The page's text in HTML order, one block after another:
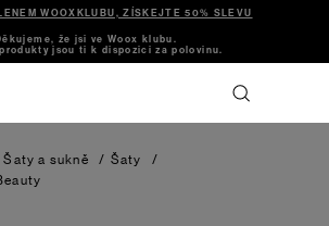
WOOXKLUBU, ZÍSKEJTE 50% SLEVU
že jsi ve Woox klubu.
jsou ti k dispozici za polovinu.
Šaty a sukně / Šaty
/